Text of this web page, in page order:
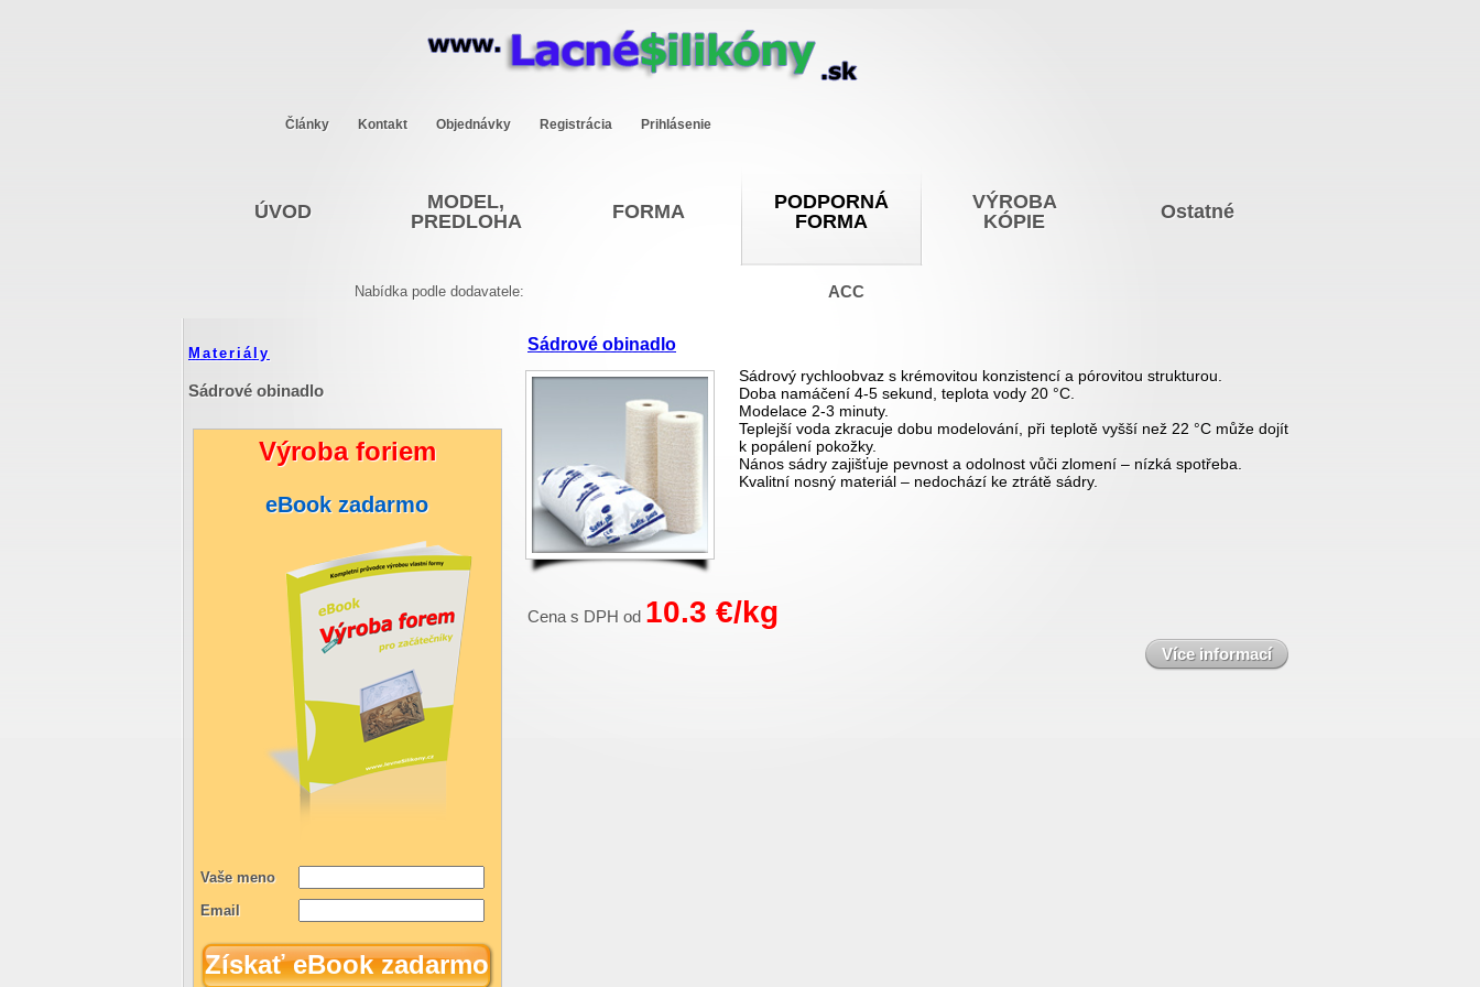
Články Kontakt Objednávky Registrácia Prihlásenie
ÚVOD
MODEL,
PREDLOHA
FORMA
PODPORNÁ
FORMA
VÝROBA
KÓPIE
Ostatné
Nabídka podle dodavatele: ACC
Materiály
Sádrové obinadlo
Výroba foriem
eBook zadarmo
Vaše meno
Email
Získať eBook zadarmo
Sádrové obinadlo
Sádrový rychloobvaz s krémovitou konzistencí a pórovitou strukturou.
Doba namáčení 4-5 sekund, teplota vody 20 °C.
Modelace 2-3 minuty.
Teplejší voda zkracuje dobu modelování, při teplotě vyšší než 22 °C může dojít
k popálení pokožky.
Nános sádry zajišťuje pevnost a odolnost vůči zlomení – nízká spotřeba.
Kvalitní nosný materiál – nedochází ke ztrátě sádry.
Cena s DPH od 10.3 €/kg
Více informací